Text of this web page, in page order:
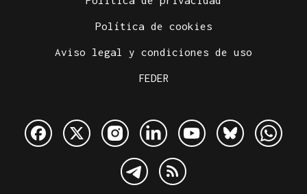
Política de cookies
Aviso legal y condiciones de uso
FEDER